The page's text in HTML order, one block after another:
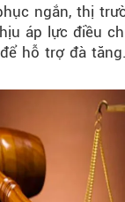
ngắn, thị
áp lực điều
hỗ trợ đà